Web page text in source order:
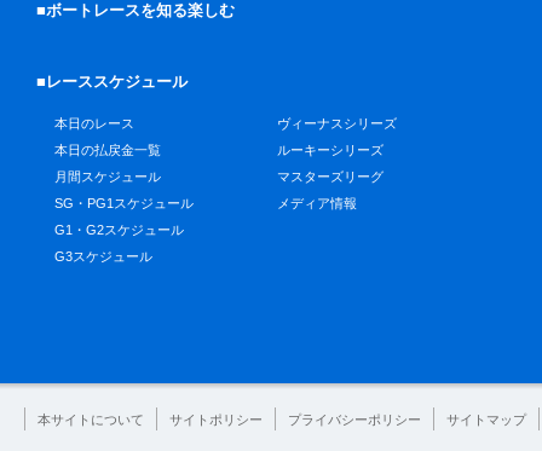
■ボートレースを知る楽しむ
■レーススケジュール
本日のレース
本日の払戻金一覧
月間スケジュール
SG・PG1スケジュール
G1・G2スケジュール
G3スケジュール
ヴィーナスシリーズ
ルーキーシリーズ
マスターズリーグ
メディア情報
本サイトについて サイトポリシー プライバシーポリシー サイトマップ